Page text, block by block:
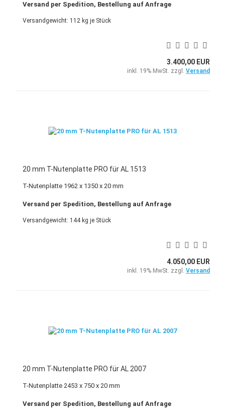
Versand per Spedition, Bestellung auf Anfrage
Versandgewicht: 112 kg je Stück
3.400,00 EUR
inkl. 19% MwSt. zzgl. Versand
20 mm T-Nutenplatte PRO für AL 1513
T-Nutenplatte 1962 x 1350 x 20 mm
Versand per Spedition, Bestellung auf Anfrage
Versandgewicht: 144kg je Stück
4.050,00 EUR
inkl. 19% MwSt. zzgl. Versand
20 mm T-Nutenplatte PRO für AL 2007
T-Nutenplatte 2453 x 750 x 20 mm
Versand per Spedition, Bestellung auf Anfrage